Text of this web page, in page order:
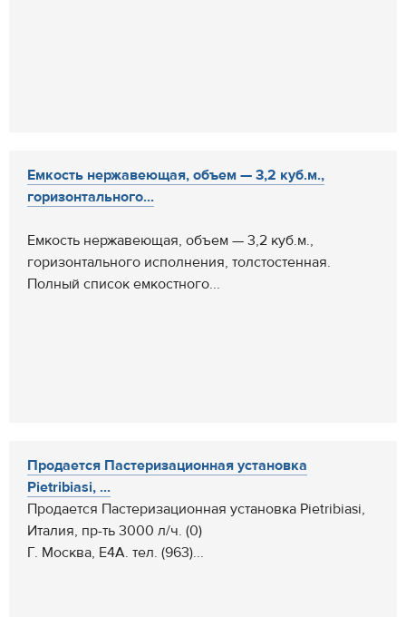
Емкость нержавеющая, объем — 3,2 куб.м.,
горизонтального...
Емкость нержавеющая, объем — 3,2 куб.м.,
горизонтального исполнения, толстостенная.
Полный список емкостного...
Продается Пастеризационная установка
Pietribiasi, ...
Продается Пастеризационная установка Pietribiasi,
Италия, пр-ть 3000 л/ч. (0)
Г. Москва, Е4А. тел. (963)...